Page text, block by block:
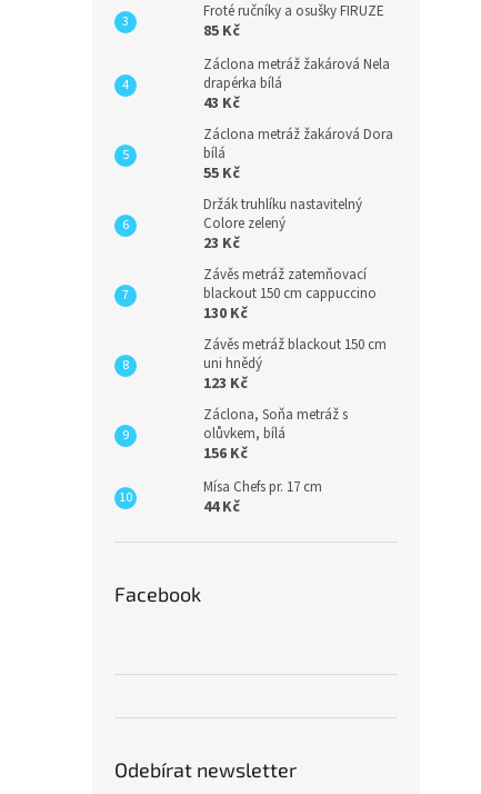
Froté ručníky a osušky FIRUZE
85 Kč
Záclona metráž žakárová Nela
drapérka bílá
43 Kč
Záclona metráž žakárová Dora
bílá
55 Kč
Držák truhlíku nastavitelný
Colore zelený
23 Kč
Závěs metráž zatemňovací
blackout 150 cm cappuccino
130 Kč
Závěs metráž blackout 150 cm
uni hnědý
123 Kč
Záclona, Soňa metráž s
olůvkem, bílá
156 Kč
Mísa Chefs pr. 17 cm
44 Kč
Facebook
Odebírat newsletter